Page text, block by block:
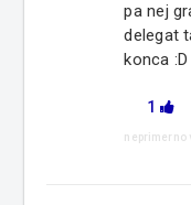
pa nej
delegat
konca
1
neprimerno